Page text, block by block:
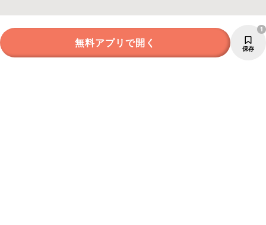
無料アプリで開く 保存
1